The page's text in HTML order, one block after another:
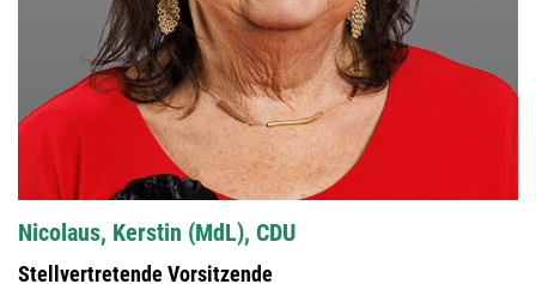
Nicolaus, Kerstin (MdL), CDU
Stellvertretende Vorsitzende